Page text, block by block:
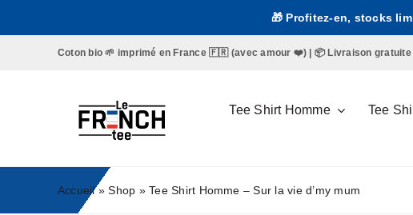
🎁 Profitez-en, stocks
Coton bio 🌱 imprimé en France 🇫🇷 (avec amour ❤️) | 📦 Livraison gratuite
Tee Shirt Homme Tee
Accueil»Shop »Tee Shirt Homme – Sur la vie d’my mum